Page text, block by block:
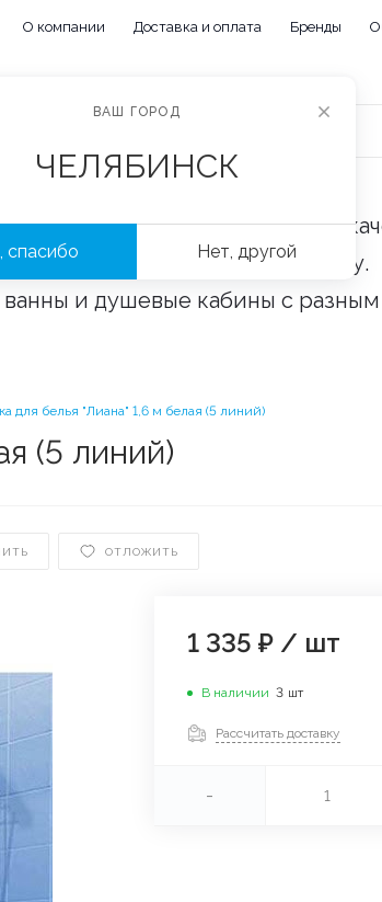
О компании Доставка и оплата Бренды
вы можете купить
аксессуары
оптом и в розницу.
и душевые кабины с
для белья "Лиана" 1,6 м белая (5 линий)
(5 линий)
ОТЛОЖИТЬ
1 335 ₽ / шт
В наличии 3 шт
Рассчитать доставку
-
ВАШ ГОРОД
ЧЕЛЯБИНСК
спасибо Нет, другой